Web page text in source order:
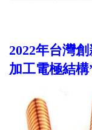
2022年台灣
加工電極結